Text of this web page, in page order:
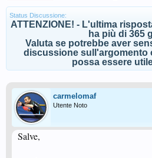
Status Discussione:
ATTENZIONE! - L'ultima
ha più di 365
Valuta se potrebbe aver
discussione sull'argomento
possa essere
carmelomaf
Utente Noto
Salve,